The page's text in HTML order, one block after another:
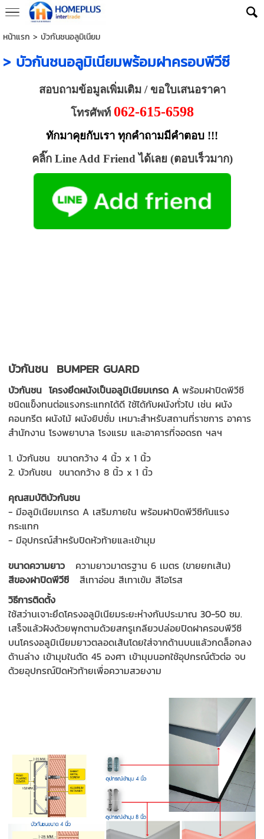
หน้าแรก > บัวกันชนอลูมิเนียม
> บัวกันชนอลูมิเนียมพร้อมฝาครอบพีวีซี
สอบถามข้อมูลเพิ่มเติม / ขอใบเสนอราคา
โทรศัพท์ 062-615-6598
ทักมาคุยกับเรา ทุกคำถามมีคำตอบ !!!
คลิ๊ก Line Add Friend ได้เลย (ตอบเร็วมาก)
บัวกันชน BUMPER GUARD
บัวกันชน โครงยึดผนังเป็นอลูมิเนียมเกรด Aพร้อมฝาปิดพีวีซี
ชนิดแข็งทนต่อแรงกระแทกได้ดี ใช้ได้กับผนังทั่วไป เช่น ผนัง
คอนกรีต ผนังไม้ ผนังยิปซั่ม เหมาะสำหรับสถานที่ราชการ อาคาร
สำนักงาน โรงพยาบาล โรงแรม และอาคารที่จอดรถ ฯลฯ
1. บัวกันชน ขนาดกว้าง 4 นิ้ว x 1 นิ้ว
2. บัวกันชน ขนาดกว้าง 8 นิ้ว x 1 นิ้ว
คุณสมบัติบัวกันชน
- มีอลูมิเนียมเกรด A เสริมภายใน พร้อมฝาปิดพีวีซีกันแรง
กระแทก
- มีอุปกรณ์สำหรับปิดหัวท้ายและเข้ามุม
ขนาดความยาว ความยาวมาตรฐาน 6 เมตร (ขายยกเส้น)
สีของฝาปิดพีวีซี สีเทาอ่อน สีเทาเข้ม สีโอโรส
วิธีการติดตั้ง
ใช้สว่านเจาะยึดโครงอลูมิเนียมระยะห่างกันประมาณ 30-50 ซม.
เสร็จแล้วฝังด้วยพุกตามด้วยสกรูเกลียวปล่อยปิดฝาครอบพีวีซี
บนโครงอลูมิเนียมยาวตลอดเส้นโดยใส่จากด้านบนแล้วกดล็อกลง
ด้านล่าง เข้ามุมในตัด 45 องศา เข้ามุมนอกใช้อุปกรณ์ตัวต่อ จบ
ด้วยอุปกรณ์ปิดหัวท้ายเพื่อความสวยงาม